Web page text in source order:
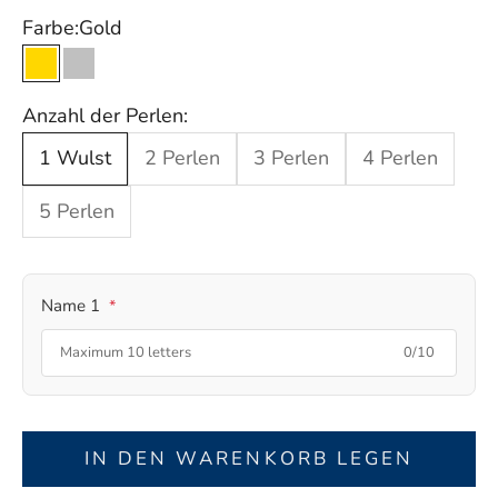
Farbe:Gold
GoldSilber
Anzahl der Perlen:
1 Wulst
2 Perlen 3 Perlen
4 Perlen
5 Perlen
Name 1 *
0/10
IN DEN WARENKORB LEGEN